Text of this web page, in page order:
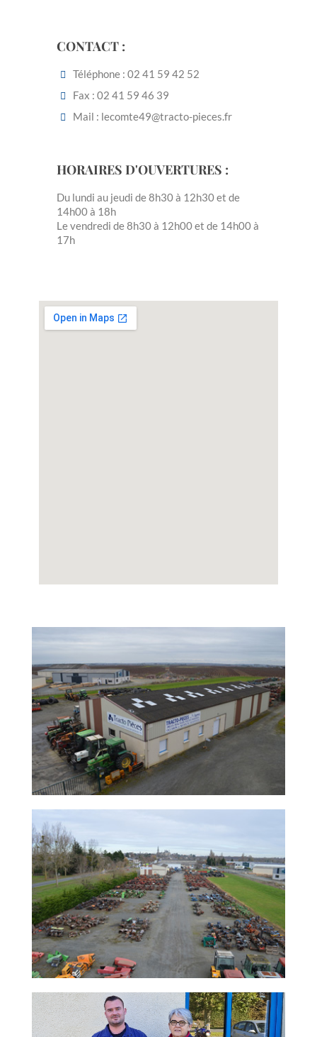
CONTACT :
Téléphone : 02 41 59 42 52
Fax : 02 41 59 46 39
Mail : lecomte49@tracto-pieces.fr
HORAIRES D'OUVERTURES :
Du lundi au jeudi de 8h30 à 12h30 et de
14h00 à 18h
Le vendredi de 8h30 à 12h00 et de 14h00 à
17h